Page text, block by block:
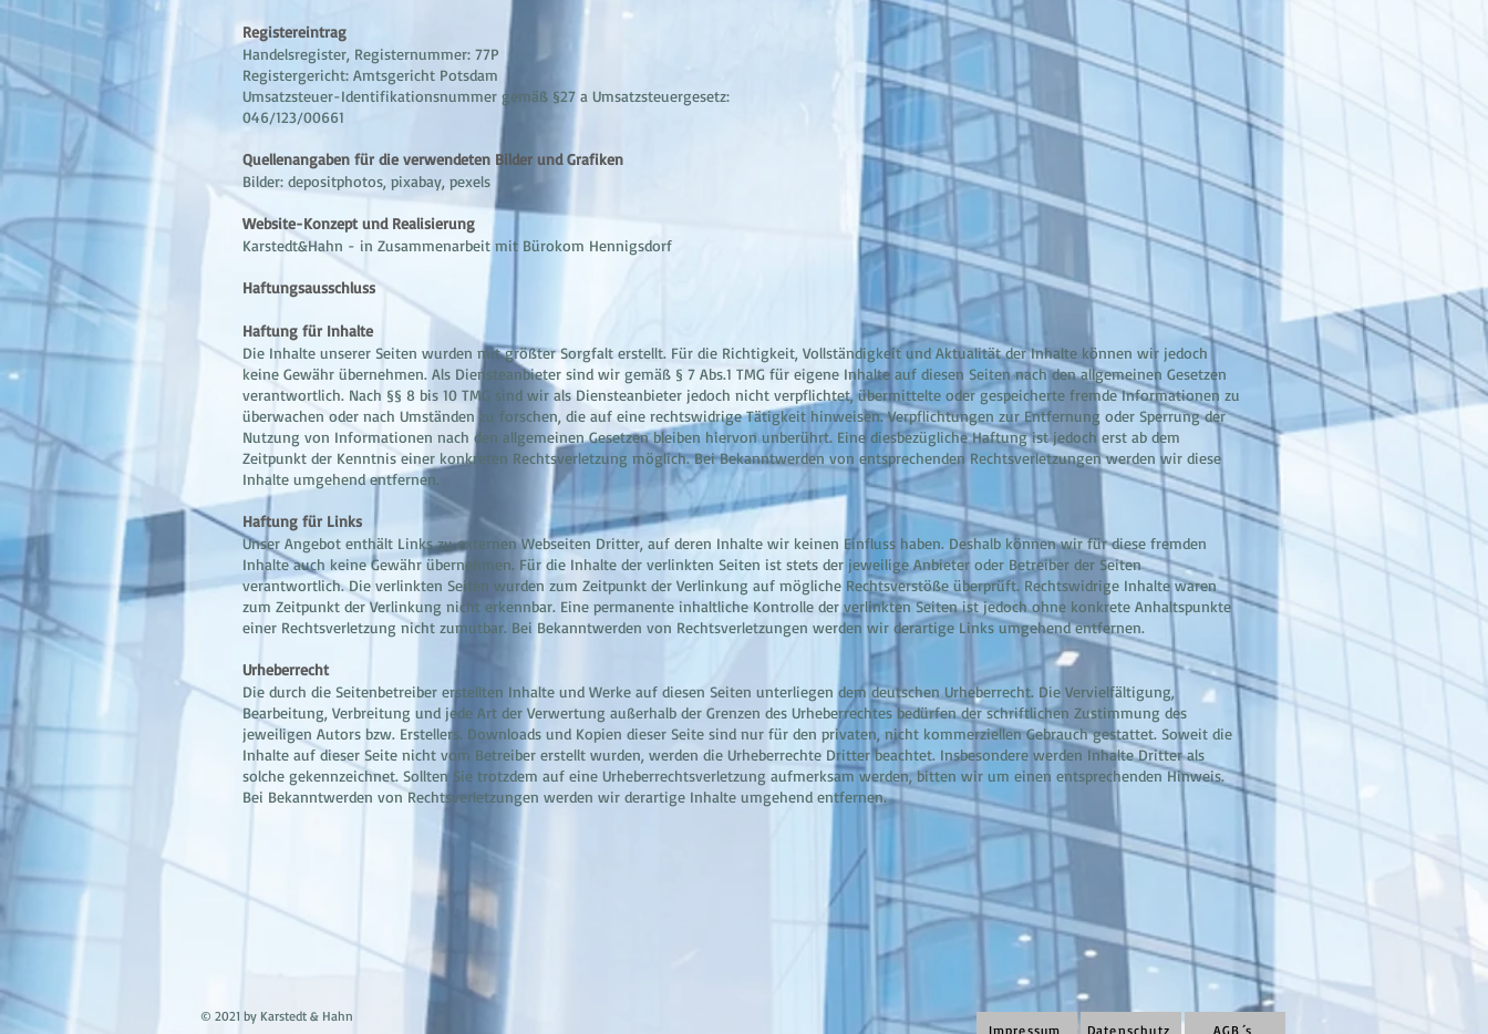
Registereintrag
Handelsregister, Registernummer: 77P
Registergericht: Amtsgericht Potsdam
Umsatzsteuer-Identifikationsnummer gemäß §27 a Umsatzsteuergesetz:
046/123/00661
Quellenangaben für die verwendeten Bilder und Grafiken
Bilder: depositphotos, pixabay, pexels
Website-Konzept und Realisierung
Karstedt&Hahn - in Zusammenarbeit mit Bürokom Hennigsdorf
Haftungsausschluss
Haftung für Inhalte
Die Inhalte unserer Seiten wurden mit größter Sorgfalt erstellt. Für die Richtigkeit, Vollständigkeit und Aktualität der Inhalte können wir jedoch
keine Gewähr übernehmen. Als Diensteanbieter sind wir gemäß § 7 Abs.1 TMG für eigene Inhalte auf diesen Seiten nach den allgemeinen Gesetzen
verantwortlich. Nach §§ 8 bis 10 TMG sind wir als Diensteanbieter jedoch nicht verpflichtet, übermittelte oder gespeicherte fremde Informationen zu
überwachen oder nach Umständen zu forschen, die auf eine rechtswidrige Tätigkeit hinweisen. Verpflichtungen zur Entfernung oder Sperrung der
Nutzung von Informationen nach den allgemeinen Gesetzen bleiben hiervon unberührt. Eine diesbezügliche Haftung ist jedoch erst ab dem
Zeitpunkt der Kenntnis einer konkreten Rechtsverletzung möglich. Bei Bekanntwerden von entsprechenden Rechtsverletzungen werden wir diese
Inhalte umgehend entfernen.
Haftung für Links
Unser Angebot enthält Links zu externen Webseiten Dritter, auf deren Inhalte wir keinen Einfluss haben. Deshalb können wir für diese fremden
Inhalte auch keine Gewähr übernehmen. Für die Inhalte der verlinkten Seiten ist stets der jeweilige Anbieter oder Betreiber der Seiten
verantwortlich. Die verlinkten Seiten wurden zum Zeitpunkt der Verlinkung auf mögliche Rechtsverstöße überprüft. Rechtswidrige Inhalte waren
zum Zeitpunkt der Verlinkung nicht erkennbar. Eine permanente inhaltliche Kontrolle der verlinkten Seiten ist jedoch ohne konkrete Anhaltspunkte
einer Rechtsverletzung nicht zumutbar. Bei Bekanntwerden von Rechtsverletzungen werden wir derartige Links umgehend entfernen.
Urheberrecht
Die durch die Seitenbetreiber erstellten Inhalte und Werke auf diesen Seiten unterliegen dem deutschen Urheberrecht. Die Vervielfältigung,
Bearbeitung, Verbreitung und jede Art der Verwertung außerhalb der Grenzen des Urheberrechtes bedürfen der schriftlichen Zustimmung des
jeweiligen Autors bzw. Erstellers. Downloads und Kopien dieser Seite sind nur für den privaten, nicht kommerziellen Gebrauch gestattet. Soweit die
Inhalte auf dieser Seite nicht vom Betreiber erstellt wurden, werden die Urheberrechte Dritter beachtet. Insbesondere werden Inhalte Dritter als
solche gekennzeichnet. Sollten Sie trotzdem auf eine Urheberrechtsverletzung aufmerksam werden, bitten wir um einen entsprechenden Hinweis.
Bei Bekanntwerden von Rechtsverletzungen werden wir derartige Inhalte umgehend entfernen.
© 2021 by Karstedt & Hahn
AGB´s
Datenschutz
Impressum